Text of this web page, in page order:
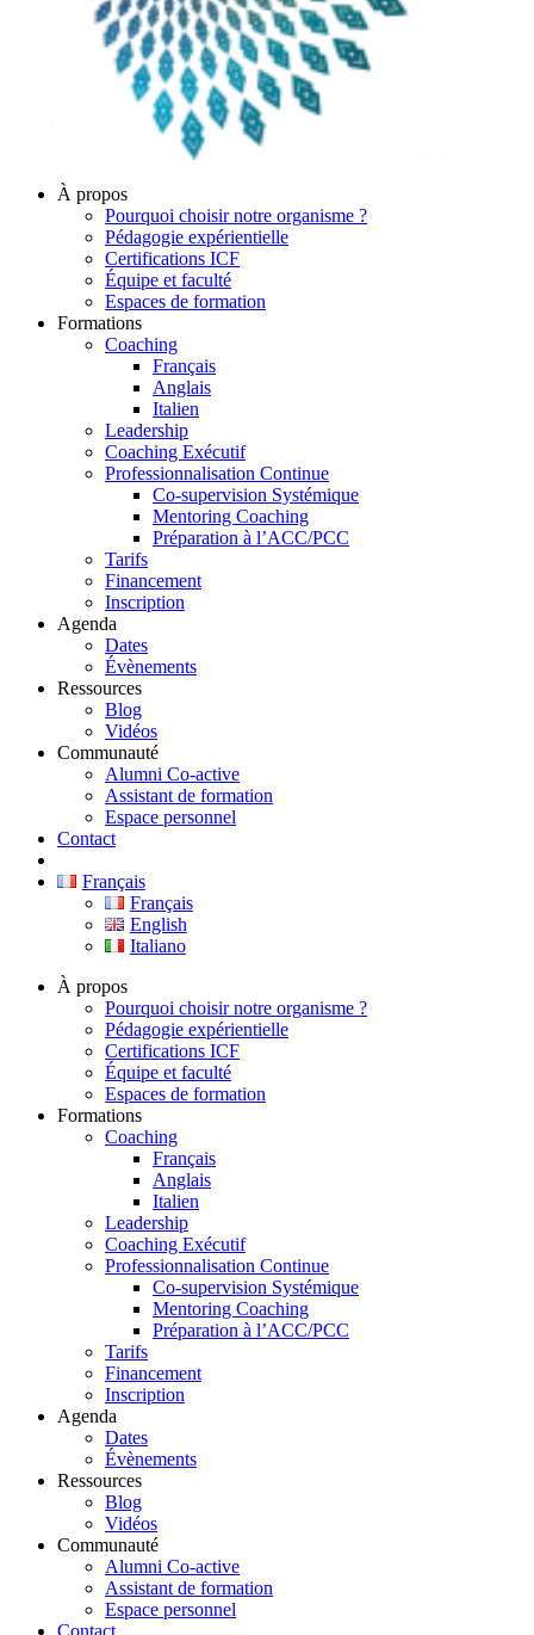
À propos
Pourquoi choisir notre organisme ?
Pédagogie expérientielle
Certifications ICF
Équipe et faculté
Espaces de formation
Formations
Coaching
Français
Anglais
Italien
Leadership
Coaching Exécutif
Professionnalisation Continue
Co-supervision Systémique
Mentoring Coaching
Préparation à l’ACC/PCC
Tarifs
Financement
Inscription
Agenda
Dates
Évènements
Ressources
Blog
Vidéos
Communauté
Alumni Co-active
Assistant de formation
Espace personnel
Contact
Français
Français
English
Italiano
À propos
Pourquoi choisir notre organisme ?
Pédagogie expérientielle
Certifications ICF
Équipe et faculté
Espaces de formation
Formations
Coaching
Français
Anglais
Italien
Leadership
Coaching Exécutif
Professionnalisation Continue
Co-supervision Systémique
Mentoring Coaching
Préparation à l’ACC/PCC
Tarifs
Financement
Inscription
Agenda
Dates
Évènements
Ressources
Blog
Vidéos
Communauté
Alumni Co-active
Assistant de formation
Espace personnel
Contact